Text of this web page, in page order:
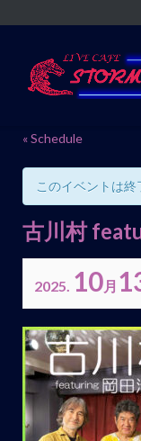
« Schedule
このイベントは終
古川村
2025. 10月
イ
ベ
ン
ト
ナ